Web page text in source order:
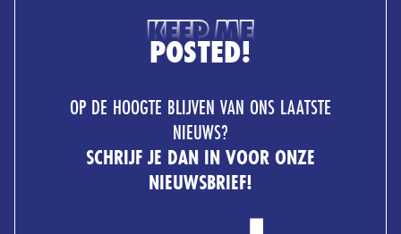
KEEP ME
POSTED!
OP DE HOOGTE BLIJVEN VAN ONS LAATSTE
NIEUWS?
SCHRIJF JE DAN IN VOOR ONZE
NIEUWSBRIEF!